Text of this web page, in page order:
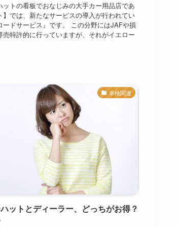
トの看板でおなじみの大手カー用品店であ
】では、新たなサービスの導入が行われてい
ードサービス』です。 この分野にはJAFや損
特許的に行っていますが、それがイエロー
車検関連
ットとディーラー、どっちがお得？